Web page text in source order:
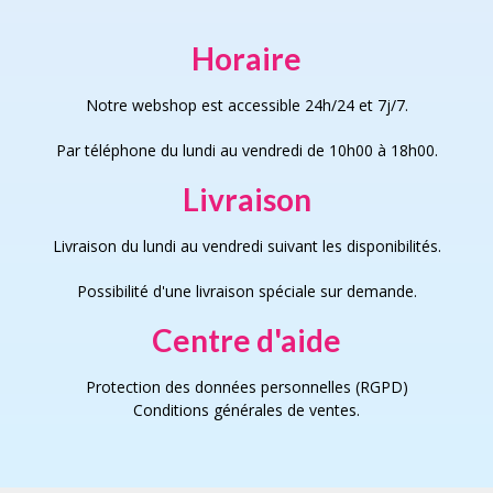
Horaire
Notre webshop est accessible 24h/24 et 7j/7.
Par téléphone du lundi au vendredi de 10h00 à 18h00.
Livraison
Livraison du lundi au vendredi suivant les disponibilités.
Possibilité d'une livraison spéciale sur demande.
Centre d'aide
Protection des données personnelles (RGPD)
Conditions générales de ventes.